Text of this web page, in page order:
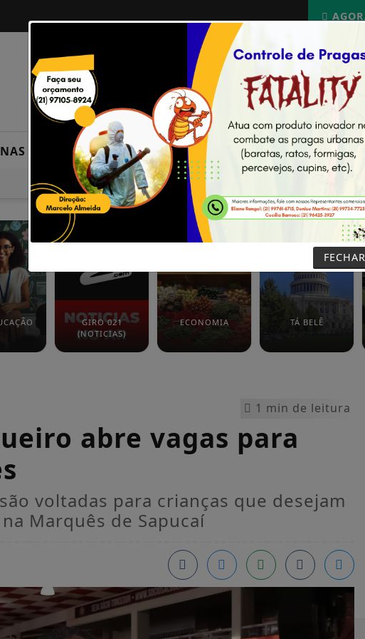
NOTÍCIAS PODCASTS ESPORTES CONCURSOS
GIRO 021
(NOTICIAS)
ECONOMIA TÁ BELÊ
FECHAR
1 min de leitura
abre vagas para
voltadas para crianças que desejam
Marquês de Sapucaí